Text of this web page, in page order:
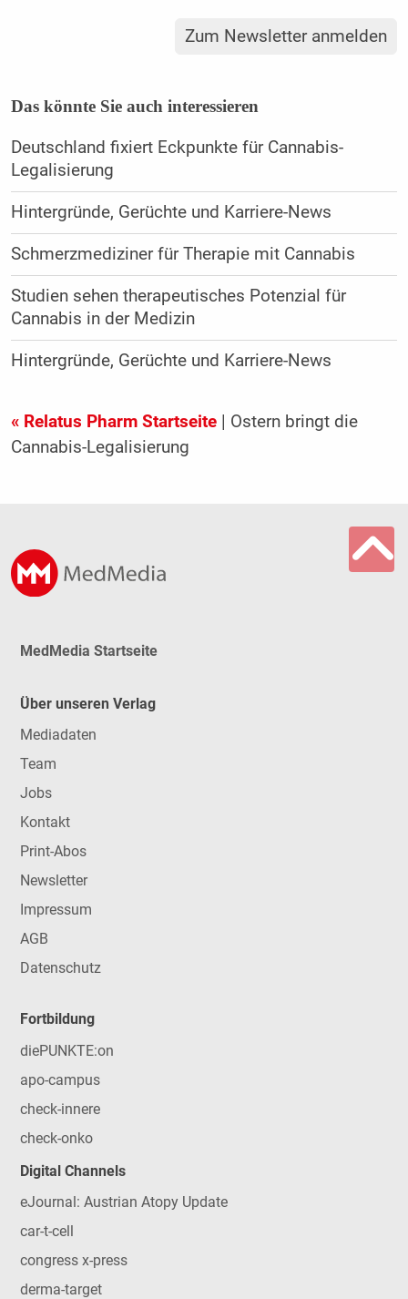
Zum Newsletter anmelden
Das könnte Sie auch interessieren
Deutschland fixiert Eckpunkte für Cannabis-
Legalisierung
Hintergründe, Gerüchte und Karriere-News
Schmerzmediziner für Therapie mit Cannabis
Studien sehen therapeutisches Potenzial für
Cannabis in der Medizin
Hintergründe, Gerüchte und Karriere-News
« Relatus Pharm Startseite| Ostern bringt die
Cannabis-Legalisierung
MedMedia Startseite
Über unseren Verlag
Mediadaten
Team
Jobs
Kontakt
Print-Abos
Newsletter
Impressum
AGB
Datenschutz
Fortbildung
diePUNKTE:on
apo-campus
check-innere
check-onko
Digital Channels
eJournal: Austrian Atopy Update
car-t-cell
congress x-press
derma-target